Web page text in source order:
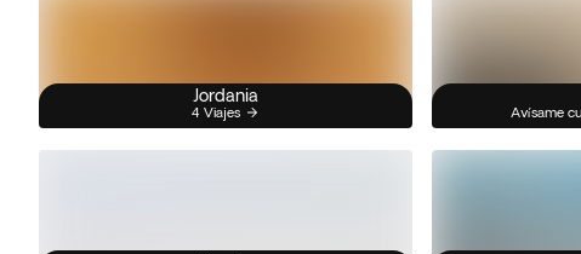
Jordania
4 Viajes Avísame